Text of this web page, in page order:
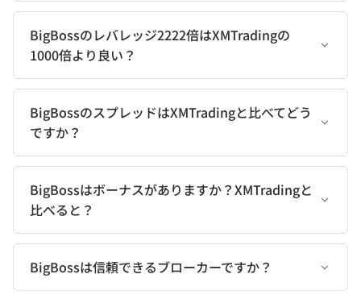
BigBossのレバレッジ2222倍はXMTradingの
1000倍より良い？
BigBossのスプレッドはXMTradingと比べてどう
ですか？
BigBossはボーナスがありますか？XMTradingと
比べると？
BigBossは信頼できるブローカーですか？